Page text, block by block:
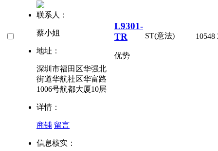
联系人：
蔡小姐
地址：
深圳市福田区华强北
街道华航社区华富路
1006号航都大厦10层
详情：
商铺 留言
信息核实：
L9301-
TR
优势
ST(意法) 10548